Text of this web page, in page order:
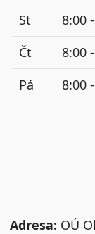
St
8:00
Čt
8:00
Pá
8:00
Adresa: OÚ